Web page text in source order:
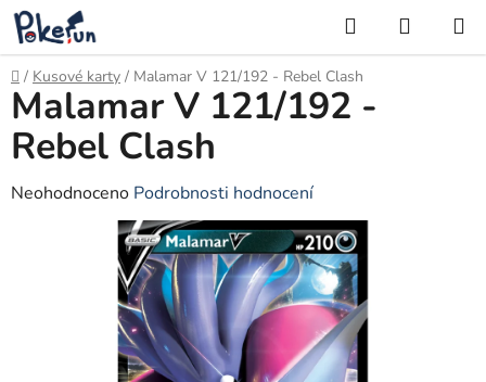
Přejít
na
obsah
Hledat
KOŠÍK
Domů
/ Kusové karty / Malamar V 121/192 - Rebel Clash
Malamar V 121/192 -
Rebel Clash
Průměrné
Neohodnoceno Podrobnosti hodnocení